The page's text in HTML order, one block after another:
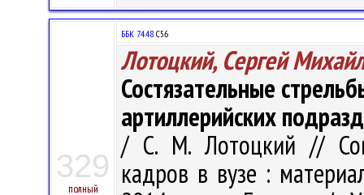
329
полный
ББК 74.48 С56
Лотоцкий, Сергей
Состязательные
артиллерийских
/ С. М. Лотоцкий //
кадров в вузе :